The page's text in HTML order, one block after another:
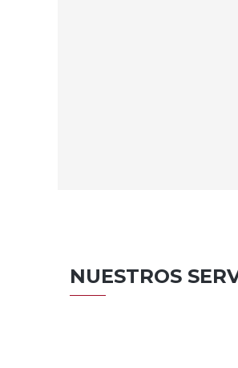
NUESTROS